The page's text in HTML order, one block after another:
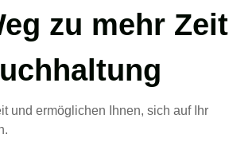
zu mehr Zeit
und ermöglichen Ihnen, sich auf Ihr